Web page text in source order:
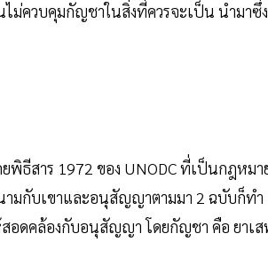
ไม่ควบคุมกัญชาในสิ่งที่ควรจะเป็น นำมาซึ่ง
ธีสาร 1972 ของ UNODC ที่เป็นกฎหมา
ามกับเขาและอนุสัญญาตามมา 2 ฉบับก็ทำ
อดคล้องกับอนุสัญญา โดยกัญชา คือ ยาเ